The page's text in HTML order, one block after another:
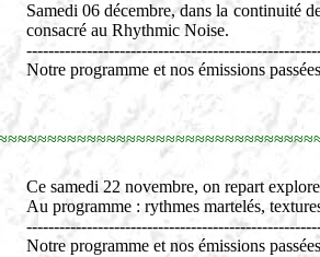
Samedi 06 décembre, dans la continuité
consacré au Rhythmic Noise.
Notre programme et nos émissions
Ce samedi 22 novembre, on repart
Au programme : rythmes martelés,
Notre programme et nos émissions